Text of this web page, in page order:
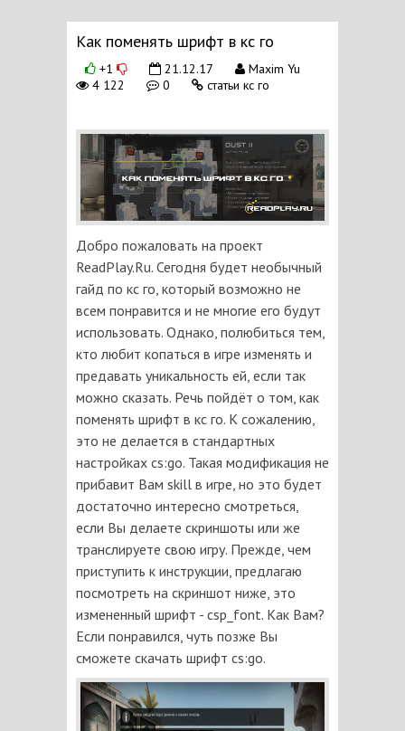
Как поменять шрифт в кс го
+1 21.12.17
Maxim Yu
4 122
0 статьи кс го
Добро пожаловать на проект
ReadPlay.Ru. Сегодня будет необычный
гайд по кс го, который возможно не
всем понравится и не многие его будут
использовать. Однако, полюбиться тем,
кто любит копаться в игре изменять и
предавать уникальность ей, если так
можно сказать. Речь пойдёт о том, как
поменять шрифт в кс го. К сожалению,
это не делается в стандартных
настройках cs:go. Такая модификация не
прибавит Вам skill в игре, но это будет
достаточно интересно смотреться,
если Вы делаете скриншоты или же
транслируете свою игру. Прежде, чем
приступить к инструкции, предлагаю
посмотреть на скриншот ниже, это
измененный шрифт - csp_font. Как Вам?
Если понравился, чуть позже Вы
сможете скачать шрифт cs:go.